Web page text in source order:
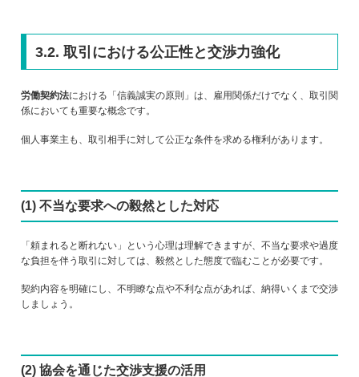
3.2. 取引における公正性と交渉力強化
労働契約法における「信義誠実の原則」は、雇用関係だけでなく、取引関
係においても重要な概念です。
個人事業主も、取引相手に対して公正な条件を求める権利があります。
(1) 不当な要求への毅然とした対応
「頼まれると断れない」という心理は理解できますが、不当な要求や過度
な負担を伴う取引に対しては、毅然とした態度で臨むことが必要です。
契約内容を明確にし、不明瞭な点や不利な点があれば、納得いくまで交渉
しましょう。
(2) 協会を通じた交渉支援の活用